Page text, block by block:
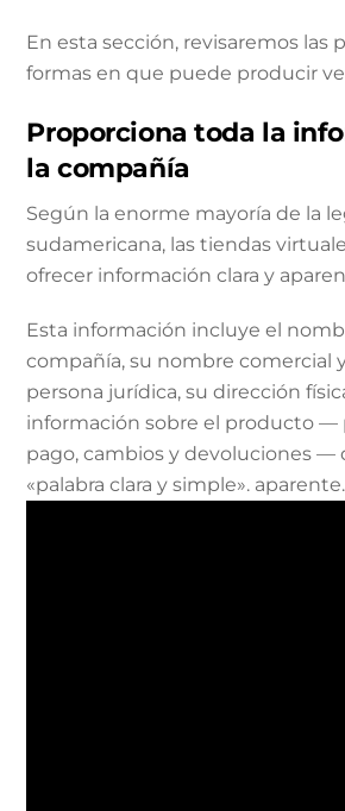
En esta sección, revisaremos las
formas en que puede producir
Proporciona toda la
la compañía
Según la enorme mayoría de la
sudamericana, las tiendas
ofrecer información clara y
Esta información incluye el
compañía, su nombre comercial
persona jurídica, su dirección
información sobre el producto —
pago, cambios y devoluciones —
«palabra clara y simple». aparente.